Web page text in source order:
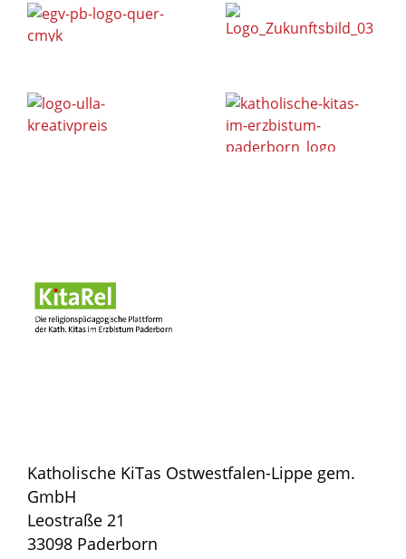
Katholische KiTas Ostwestfalen-Lippe gem.
GmbH
Leostraße 21
33098 Paderborn